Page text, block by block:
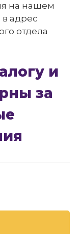
на нашем
адрес
отдела
и
за